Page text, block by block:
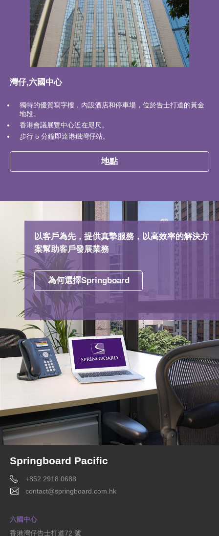
灣仔,六國中心
獨特的優質寫字樓，內設酒店和停車場，位於告士打道的黃金
地段。
香港會議展覽中心近在咫尺。
步行 5 分鐘即達港鐵灣仔站。
地點
以客戶為先，提供真摯服務，以高效率的解決方
案幫助客戶發展業務
為何選擇Springboard
Springboard Pacific
+852 2918 0688
contact@springboard.com.hk
六國中心
香港灣仔告士打道72 號